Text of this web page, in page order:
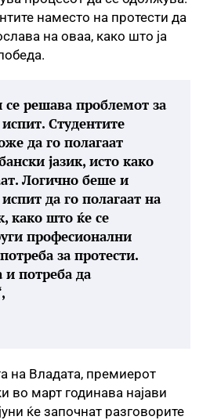
наместо на протести да
на оваа, како што ја
решава проблемот за
Студентите
да го полагаат
јазик, исто како
Логично беше и
да го полагаат на
како што ќе се
професионални
за протести.
потреба да
на Владата, премиерот
во март годинава најави
ќе започнат разговорите